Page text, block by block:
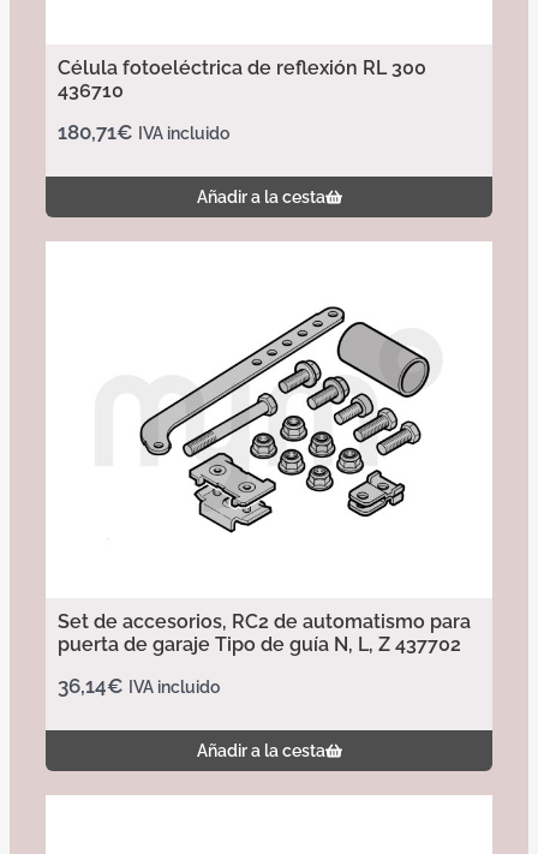
Célula fotoeléctrica de reflexión RL 300
436710
180,71€ IVA incluido
Añadir a la cesta
Set de accesorios, RC2 de automatismo para
puerta de garaje Tipo de guía N, L, Z 437702
36,14€ IVA incluido
Añadir a la cesta